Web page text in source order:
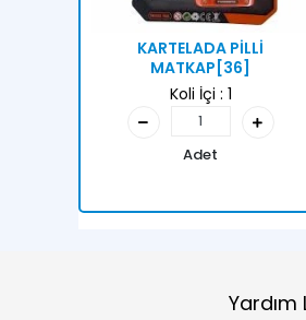
KARTELADA PİLLİ
MATKAP[36]
Koli İçi : 1
Adet
Yardım